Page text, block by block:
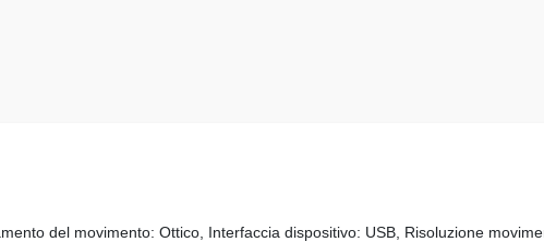
del movimento: Ottico, Interfaccia dispositivo: USB, Risoluzione